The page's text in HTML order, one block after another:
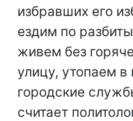
избравших его
ездим по
живем без
улицу, утопаем
городские
считает